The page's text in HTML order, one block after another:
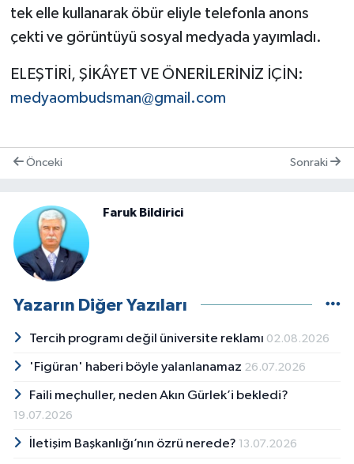
tek elle kullanarak öbür eliyle telefonla anons
çekti ve görüntüyü sosyal medyada yayımladı.
ELEŞTİRİ, ŞİKÂYET VE ÖNERİLERİNİZ İÇİN:
medyaombudsman@gmail.com
Önceki Sonraki
Faruk Bildirici
Yazarın Diğer Yazıları
Tercih programı değil üniversite reklamı 02.08.2026
'Figüran' haberi böyle yalanlanamaz 26.07.2026
Faili meçhuller, neden Akın Gürlek’i bekledi?
19.07.2026
İletişim Başkanlığı’nın özrü nerede? 13.07.2026